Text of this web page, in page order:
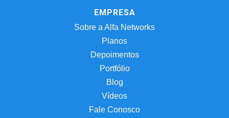
EMPRESA
Sobre a Alfa Networks
Planos
Depoimentos
Portfólio
Blog
Vídeos
Fale Conosco